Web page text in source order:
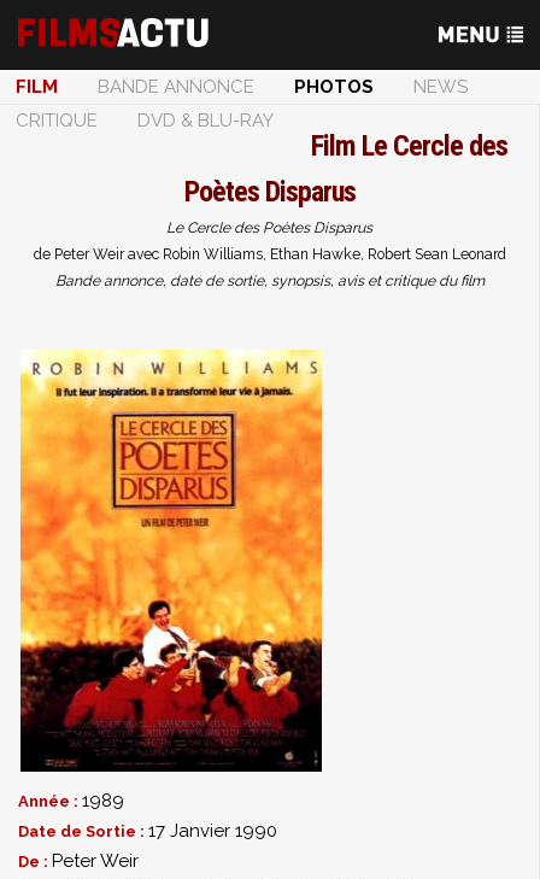
FILM BANDE ANNONCE PHOTOS
NEWS
CRITIQUE
DVD & BLU-RAY
Film Le Cercle des
Poètes Disparus
Le Cercle des Poètes Disparus
de Peter Weir avec Robin Williams, Ethan Hawke, Robert Sean Leonard
Bande annonce, date de sortie, synopsis, avis et critique du film
Année : 1989
Date de Sortie : 17 Janvier 1990
De : Peter Weir